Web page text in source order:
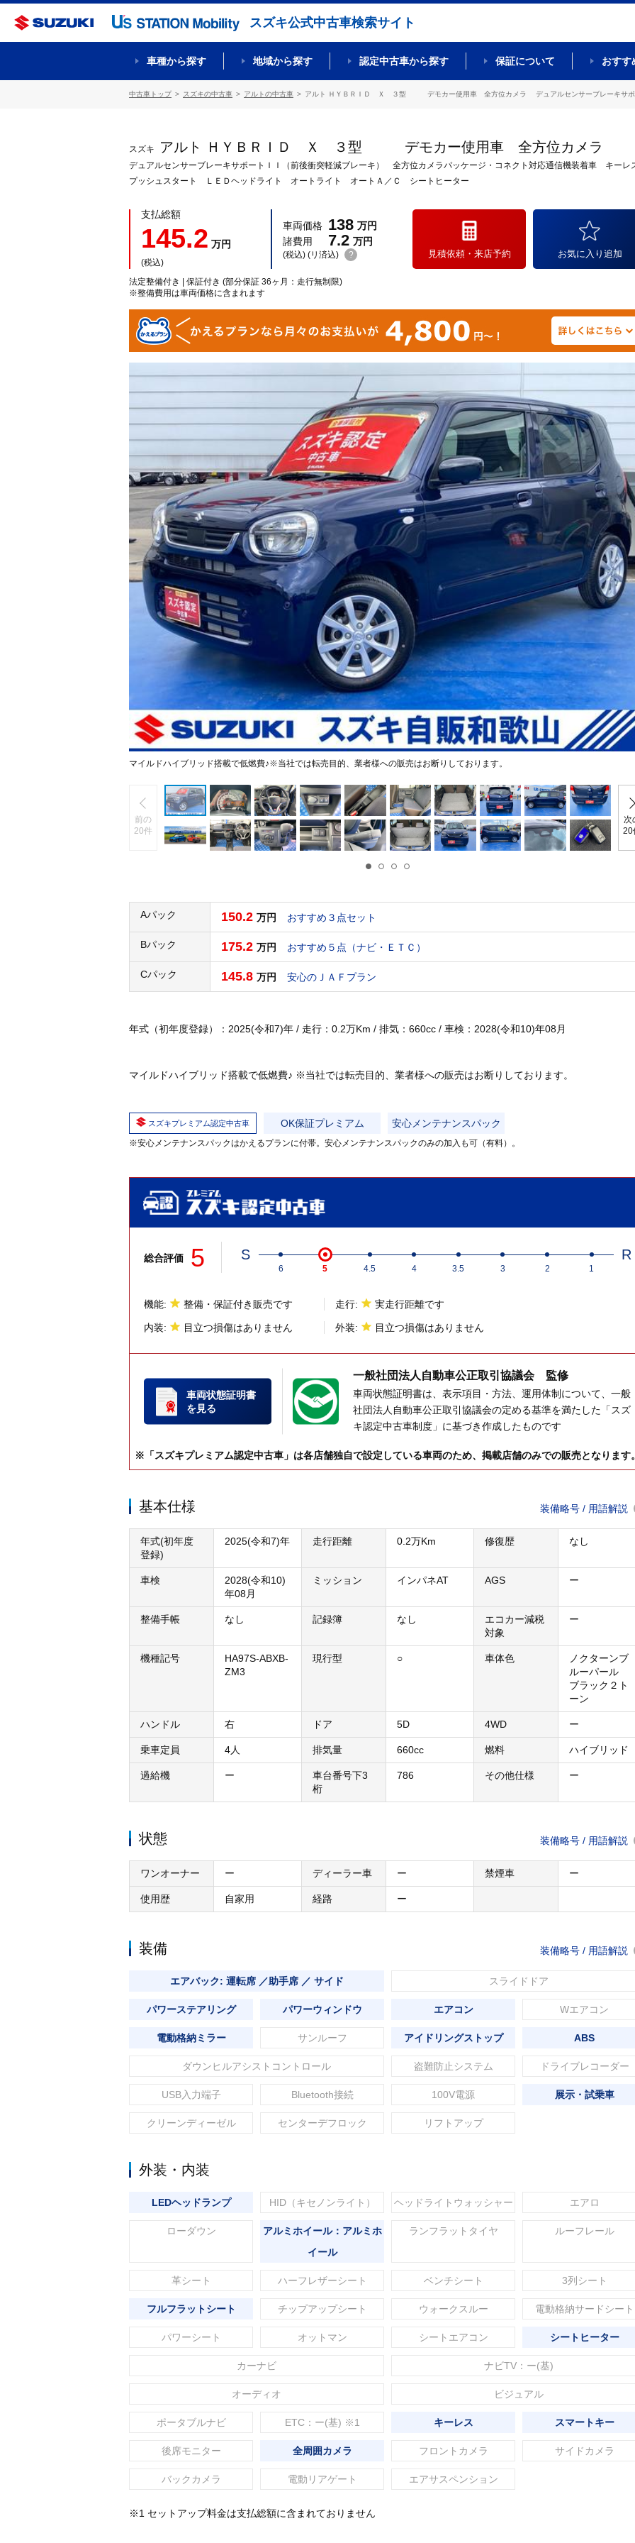
スズキ公式中古車検索サイト
車種から探す 地域から探す 認定中古車から探す 保証について おすす
中古車トップ スズキの中古車 アルトの中古車 アルト ＨＹＢＲＩＤ Ｘ ３型 デモカー使用車 全方位カメラ デュアルセンサーブレーキサポ
スズキ アルト ＨＹＢＲＩＤ Ｘ ３型 デモカー使用車 全方位カメラ
デュアルセンサーブレーキサポートＩＩ（前後衝突軽減ブレーキ） 全方位カメラパッケージ・コネクト対応通信機装着車 キーレ
プッシュスタート ＬＥＤヘッドライト オートライト オートＡ／Ｃ シートヒーター
支払総額
145.2 万円
(税込)
車両価格 138 万円
諸費用
7.2 万円
(税込) (リ済込) ?
法定整備付き | 保証付き (部分保証 36ヶ月：走行無制限)
※整備費用は車両価格に含まれます
見積依頼・来店予約 お気に入り追加
マイルドハイブリッド搭載で低燃費♪※当社では転売目的、業者様への販売はお断りしております。
前の
20件
次
20
Aパック 150.2 万円 おすすめ３点セット
Bパック 175.2 万円 おすすめ５点（ナビ・ＥＴＣ）
Cパック 145.8 万円 安心のＪＡＦプラン
年式（初年度登録）：2025(令和7)年 / 走行：0.2万Km / 排気：660cc / 車検：2028(令和10)年08月
マイルドハイブリッド搭載で低燃費♪ ※当社では転売目的、業者様への販売はお断りしております。
スズキプレミアム認定中古車 OK保証プレミアム 安心メンテナンスパック
※安心メンテナンスパックはかえるプランに付帯。安心メンテナンスパックのみの加入も可（有料）。
総合評価 5 S R
6 5 4.5 4 3.5 3 2 1
機能: 整備・保証付き販売です 走行: 実走行距離です
内装: 目立つ損傷はありません 外装: 目立つ損傷はありません
車両状態証明書
を見る
一般社団法人 自動車公正取引協議会 監修
車両状態証明書は、表示項目・方法、運用体制について、一般
社団法人自動車公正取引協議会の定める基準を満たした「スズ
キ認定中古車制度」に基づき作成したものです
※「スズキプレミアム認定中古車」は各店舗独自で設定している車両のため、掲載店舗のみでの販売となります
基本仕様 装備略号 / 用語解説
年式(初年度
登録)
2025(令和7)年 走行距離 0.2万Km 修復歴 なし
車検
2028(令和10)
年08月
ミッション インパネAT AGS ー
整備手帳 なし 記録簿 なし
エコカー減税
対象
ー
機種記号
HA97S-ABXB-
ZM3
現行型 ○ 車体色
ノクターンブ
ルーパール
ブラック２ト
ーン
ハンドル 右 ドア 5D 4WD ー
乗車定員 4人 排気量 660cc 燃料 ハイブリッド
過給機 ー
車台番号下3
桁
786 その他仕様 ー
状態 装備略号 / 用語解説
ワンオーナー ー ディーラー車 ー 禁煙車 ー
使用歴 自家用 経路 ー
装備 装備略号 / 用語解説
エアバック: 運転席 ／助手席 ／ サイド スライドドア
パワーステアリング パワーウィンドウ エアコン Wエアコン
電動格納ミラー サンルーフ アイドリングストップ ABS
ダウンヒルアシストコントロール 盗難防止システム ドライブレコーダー
USB入力端子 Bluetooth接続 100V電源 展示・試乗車
クリーンディーゼル センターデフロック リフトアップ
外装・内装
LEDヘッドランプ HID（キセノンライト） ヘッドライトウォッシャー エアロ
ローダウン
アルミホイール：アルミホ
イール
ランフラットタイヤ ルーフレール
革シート ハーフレザーシート ベンチシート 3列シート
フルフラットシート チップアップシート ウォークスルー 電動格納サードシート
パワーシート オットマン シートエアコン シートヒーター
カーナビ ナビTV：ー(基)
オーディオ ビジュアル
ポータブルナビ ETC：ー(基) ※1 キーレス スマートキー
後席モニター 全周囲カメラ フロントカメラ サイドカメラ
バックカメラ 電動リアゲート エアサスペンション
※1 セットアップ料金は支払総額に含まれておりません